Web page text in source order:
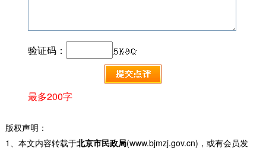
验证码：
最多200字
版权声明：
1、本文内容转载于北京市民政局(www.bjmzj.gov.cn)，或有会员发